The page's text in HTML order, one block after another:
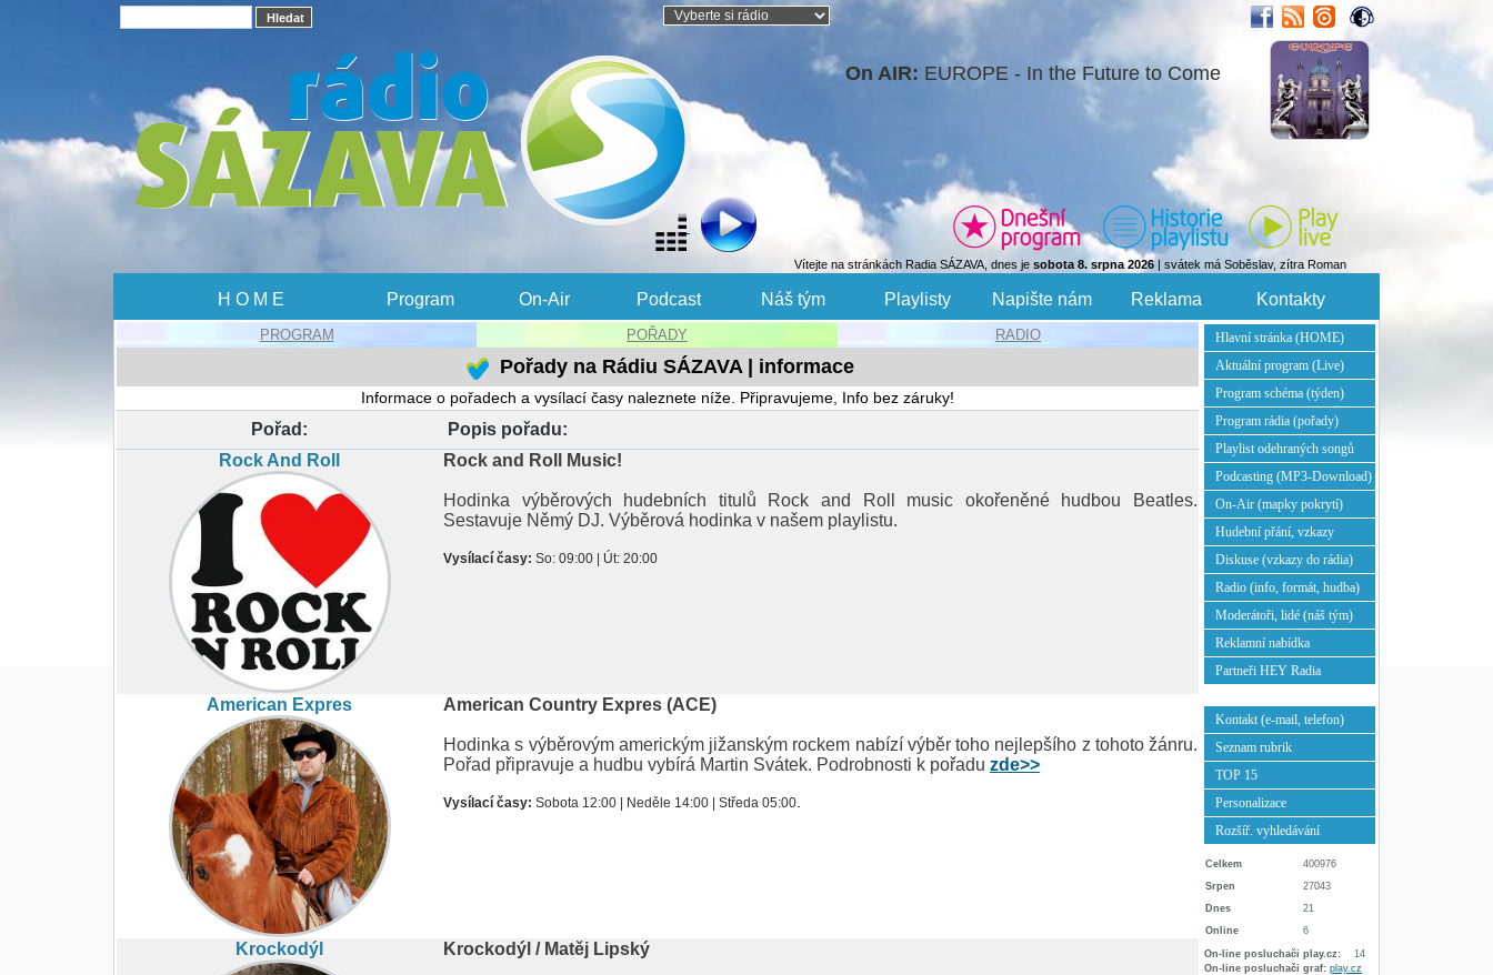
On AIR: EUROPE - In the Future to Come
Vítejte na stránkách Radia SÁZAVA, dnes je sobota 8. srpna 2026| svátek má Soběslav, zítra Roman
H O M E Program On-Air Podcast Náš tým Playlisty Napište nám Reklama Kontakty
PROGRAM POŘADY RADIO
Pořady na Rádiu SÁZAVA | informace
Informace o pořadech a vysílací časy naleznete níže. Připravujeme, Info bez záruky!
Pořad:
Popis pořadu:
Rock And Roll
Rock and Roll Music!
Hodinka výběrových hudebních titulů Rock and Roll music okořeněné hudbou Beatles.
Sestavuje Němý DJ. Výběrová hodinka v našem playlistu.
Vysílací časy: So: 09:00 | Út: 20:00
American Expres American Country Expres (ACE)
Hodinka s výběrovým americkým jižanským rockem nabízí výběr toho nejlepšího z tohoto žánru.
Pořad připravuje a hudbu vybírá Martin Svátek. Podrobnosti k pořadu zde>>
Vysílací časy: Sobota 12:00 | Neděle 14:00 | Středa 05:00
Krockodýl Krockodýl / Matěj Lipský
Hlavní stránka (HOME)
Aktuální program (Live)
Program schéma (týden)
Program rádia (pořady)
Playlist odehraných songů
Podcasting (MP3-Download)
On-Air (mapky pokrytí)
Hudební přání, vzkazy
Diskuse (vzkazy do rádia)
Radio (info, formát, hudba)
Moderátoři, lidé (náš tým)
Reklamní nabídka
Partneři HEY Radia
Kontakt (e-mail, telefon)
Seznam rubrik
TOP 15
Personalizace
Rozšíř. vyhledávání
Celkem
400976
Srpen
27043
Dnes
21
Online
6
On-line posluchači play.cz:
14
On-line posluchači graf: play.cz